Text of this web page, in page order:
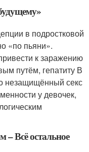
в подростковой
«по пьяни».
к заражению
путём, гепатиту В
незащищённый секс
у девочек,
– Всё остальное